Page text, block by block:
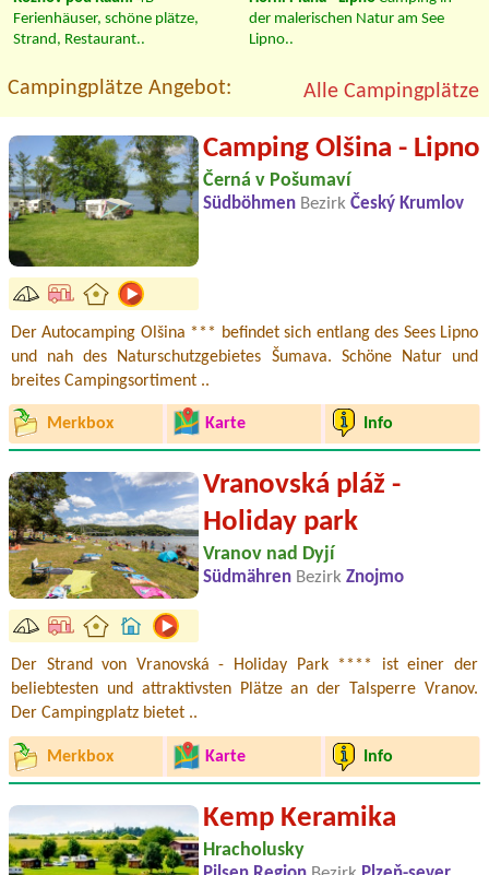
Ferienhäuser, schöne plätze,
Strand, Restaurant..
der malerischen Natur am See
Lipno..
Campingplätze Angebot: Alle Campingplätze
Camping Olšina - Lipno
Černá v Pošumaví
Südböhmen Bezirk Český Krumlov
Der Autocamping Olšina *** befindet sich entlang des Sees Lipno
und nah des Naturschutzgebietes Šumava. Schöne Natur und
breites Campingsortiment ..
Merkbox Karte Info
Vranovská pláž -
Holiday park
Vranov nad Dyjí
Südmähren Bezirk Znojmo
Der Strand von Vranovská - Holiday Park **** ist einer der
beliebtesten und attraktivsten Plätze an der Talsperre Vranov.
Der Campingplatz bietet ..
Merkbox Karte Info
Kemp Keramika
Hracholusky